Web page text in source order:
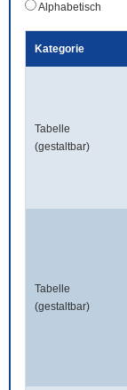
Alphabetisch
Kategorie
Tabelle
(gestaltbar)
Tabelle
(gestaltbar)